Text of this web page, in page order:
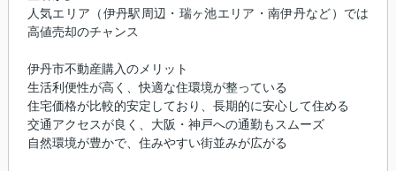
人気エリア（伊丹駅周辺・瑞ヶ池エリア・南伊丹など）では
高値売却のチャンス
伊丹市不動産購入のメリット
生活利便性が高く、快適な住環境が整っている
住宅価格が比較的安定しており、長期的に安心して住める
交通アクセスが良く、大阪・神戸への通勤もスムーズ
自然環境が豊かで、住みやすい街並みが広がる